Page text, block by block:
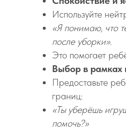
Используйте
«Я понимаю, что
после уборки».
Это помогает
Выбор в рамках
Предоставьте
границ:
«Ты уберёшь
помочь?»